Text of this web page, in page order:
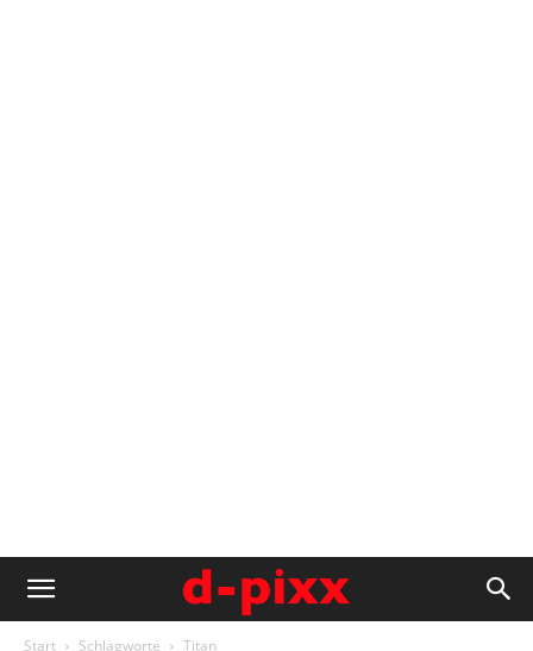
Start Schlagworte Titan